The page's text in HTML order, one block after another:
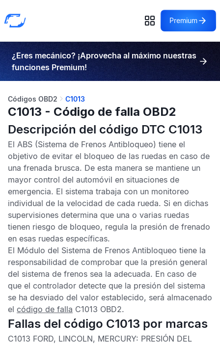
Premium
¿Eres mecánico? ¡Aprovecha al máximo nuestras
funciones Premium!
Códigos OBD2 C1013
C1013 - Código de falla OBD2
Descripción del código DTC C1013
El ABS (Sistema de Frenos Antibloqueo) tiene el
objetivo de evitar el bloqueo de las ruedas en caso de
una frenada brusca. De esta manera se mantiene un
mayor control del automóvil en situaciones de
emergencia. El sistema trabaja con un monitoreo
individual de la velocidad de cada rueda. Si en dichas
supervisiones determina que una o varias ruedas
tienen riesgo de bloqueo, regula la presión de frenado
en esas ruedas específicas.
El Módulo del Sistema de Frenos Antibloqueo tiene la
responsabilidad de comprobar que la presión general
del sistema de frenos sea la adecuada. En caso de
que el controlador detecte que la presión del sistema
se ha desviado del valor establecido, será almacenado
el código de falla C1013 OBD2.
Fallas del código C1013 por marcas
C1013 FORD, LINCOLN, MERCURY: PRESIÓN DEL